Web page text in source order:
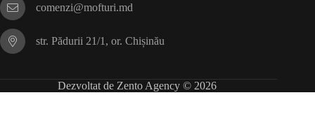
comenzi@mofturi.md
str. Pădurii 21/1, or. Chișinău
Dezvoltat de Zento Agency © 2026